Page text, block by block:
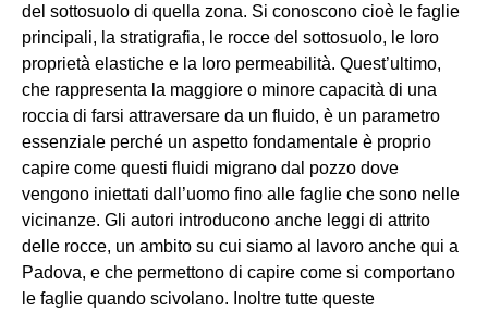
del sottosuolo di quella zona. Si conoscono cioè le faglie
principali, la stratigrafia, le rocce del sottosuolo, le loro
proprietà elastiche e la loro permeabilità. Quest’ultimo,
che rappresenta la maggiore o minore capacità di una
roccia di farsi attraversare da un fluido, è un parametro
essenziale perché un aspetto fondamentale è proprio
capire come questi fluidi migrano dal pozzo dove
vengono iniettati dall’uomo fino alle faglie che sono nelle
vicinanze. Gli autori introducono anche leggi di attrito
delle rocce, un ambito su cui siamo al lavoro anche qui a
Padova, e che permettono di capire come si comportano
le faglie quando scivolano. Inoltre tutte queste